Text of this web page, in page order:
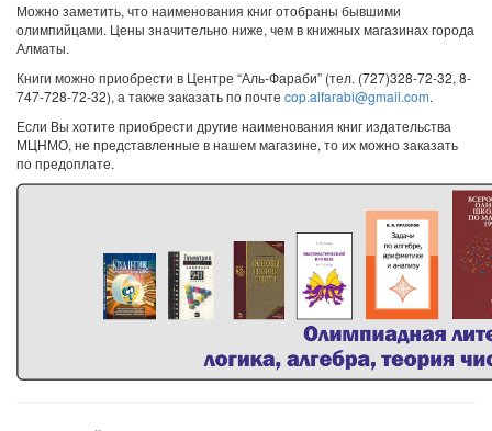
Можно заметить, что наименования книг отобраны бывшими
олимпийцами. Цены значительно ниже, чем в книжных магазинах города
Алматы.
Книги можно приобрести в Центре “Аль-Фараби” (тел. (727)328-72-32, 8-
747-728-72-32), а также заказать по почте cop.alfarabi@gmail.com.
Если Вы хотите приобрести другие наименования книг издательства
МЦНМО, не представленные в нашем магазине, то их можно заказать
по предоплате.